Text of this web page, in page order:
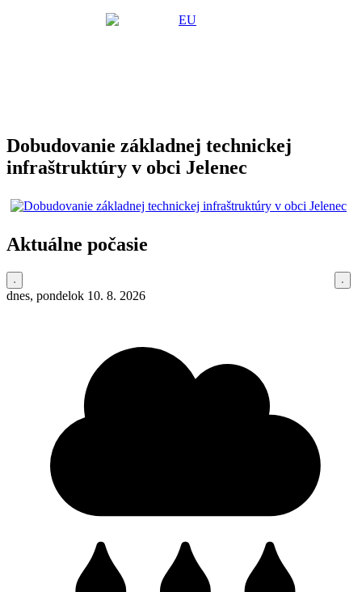
Dobudovanie základnej technickej
infraštruktúry v obci Jelenec
Aktuálne počasie
dnes, pondelok 10. 8. 2026